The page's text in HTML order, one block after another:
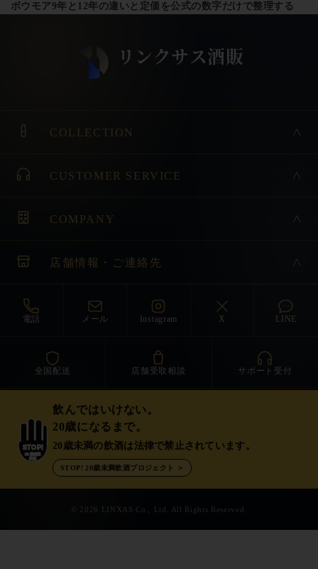
ボウモア9年と12年の違いと定価を公式の数字だけで整理する
COLLECTION
CUSTOMER SERVICE
COMPANY
店舗情報・ご連絡先
電話 メール Instagram X LINE
全国配送 店舗受取相談 サポート受付
STOP!
20歳未満
飲酒
飲んではいけない。
20歳になるまで。
20歳未満の飲酒は法律で禁止されています。
STOP! 20歳未満飲酒プロジェクト ＞
© 2026 LINXAS Co., Ltd. All Rights Reserved.